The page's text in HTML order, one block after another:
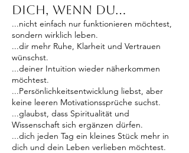
dich, wenn du...
...nicht einfach nur funktionieren möchtest,
sondern wirklich leben.
...dir mehr Ruhe, Klarheit und Vertrauen
wünschst.
...deiner Intuition wieder näherkommen
möchtest.
...Persönlichkeitsentwicklung liebst, aber
keine leeren Motivationssprüche suchst.
...glaubst, dass Spiritualität und
Wissenschaft sich ergänzen dürfen.
...dich jeden Tag ein kleines Stück mehr in
dich und dein Leben verlieben möchtest.